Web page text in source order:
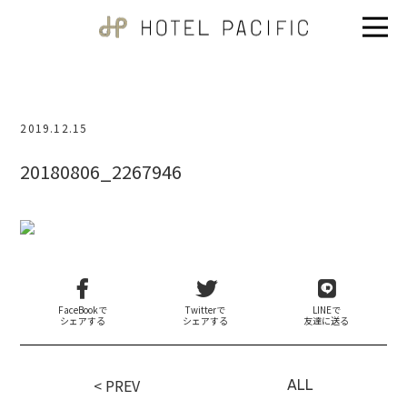
2019.12.15
20180806_2267946
FaceBookで
シェアする
Twitterで
シェアする
LINEで
友達に送る
< PREV ALL